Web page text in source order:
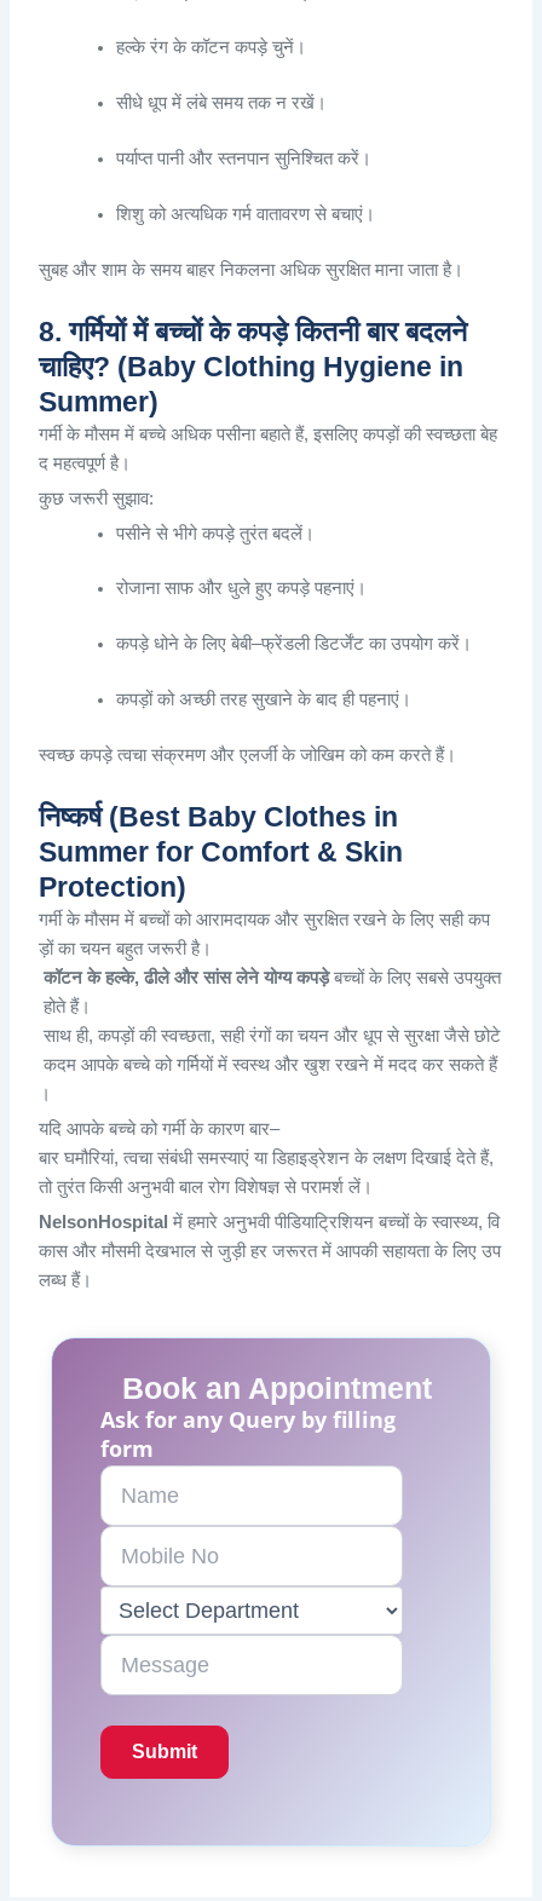
हल्के रंग के कॉटन कपड़े चुनें ।
सीधे धूप में लंबे समय तक न रखें ।
पर्याप्त पानी और स्तनपान सुनिश्चित करें ।
शिशु को अत्यधिक गर्म वातावरण से बचाएं ।
सुबह और शाम के समय बाहर निकलना अधिक सुरक्षित माना जाता है।
8. गर्मियों में बच्चों के कपड़े कितनी बार बदलने
चाहिए? (Baby Clothing Hygiene in
Summer)
गर्मी के मौसम में बच्चे अधिक पसीना बहाते हैं,इसलिए कपड़ों की स्वच्छता बेह
द महत्वपूर्ण है।
कुछ जरूरी सुझाव:
पसीने से भीगे कपड़े तुरंत बदलें ।
रोजाना साफ और धुले हुए कपड़े पहनाएं ।
कपड़े धोने के लिए बेबी–फ्रेंडली डिटर्जेंट का उपयोग करें ।
कपड़ों को अच्छी तरह सुखाने के बाद ही पहनाएं ।
स्वच्छ कपड़े त्वचा संक्रमण और एलर्जी के जोखिम को कम करते हैं।
निष्कर्ष (Best Baby Clothes in
Summer for Comfort & Skin
Protection)
गर्मी के मौसम में बच्चों को आरामदायक और सुरक्षित रखने के लिए सही कप
ड़ों का चयन बहुत जरूरी है।
कॉटन के हल्के,ढीले और सांस लेने योग्य कपड़े बच्चों के लिए सबसे उपयुक्त
होते हैं।
साथ ही,कपड़ों की स्वच्छता,सही रंगों का चयन और धूप से सुरक्षा जैसे छोटे
कदम आपके बच्चे को गर्मियों में स्वस्थ और खुश रखने में मदद कर सकते हैं
।
यदि आपके बच्चे को गर्मी के कारण बार–
बार घमौरियां,त्वचा संबंधी समस्याएं या डिहाइड्रेशन के लक्षण दिखाई देते हैं,
तो तुरंत किसी अनुभवी बाल रोग विशेषज्ञ से परामर्श लें ।
NelsonHospital में हमारे अनुभवी पीडियाट्रिशियन बच्चों के स्वास्थ्य,वि
कास और मौसमी देखभाल से जुड़ी हर जरूरत में आपकी सहायता के लिए उप
लब्ध हैं।
Book an Appointment
Ask for any Query by filling
form